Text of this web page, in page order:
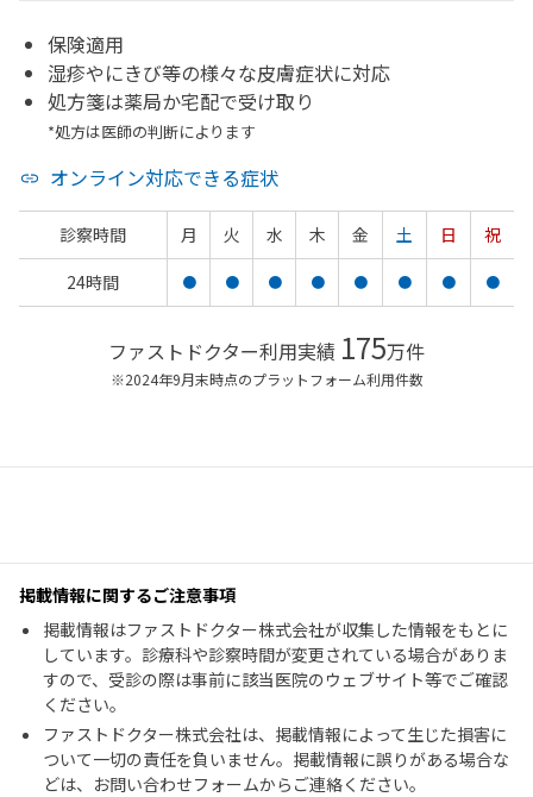
保険適用
湿疹やにきび等の様々な皮膚症状に対応
処方箋は薬局か宅配で受け取り
*処方は医師の判断によります
オンライン対応できる症状
診察時間 月 火 水 木 金 土 日
祝
24時間
● ● ● ● ● ● ● ●
ファストドクター利用実績 175万件
※2024年9月末時点のプラットフォーム利用件数
掲載情報に関するご注意事項
掲載情報はファストドクター株式会社が収集した情報をもとに
しています。診療科や診察時間が変更されている場合がありま
すので、受診の際は事前に該当医院のウェブサイト等でご確認
ください。
ファストドクター株式会社は、掲載情報によって生じた損害に
ついて一切の責任を負いません。掲載情報に誤りがある場合な
どは、お問い合わせフォームからご連絡ください。